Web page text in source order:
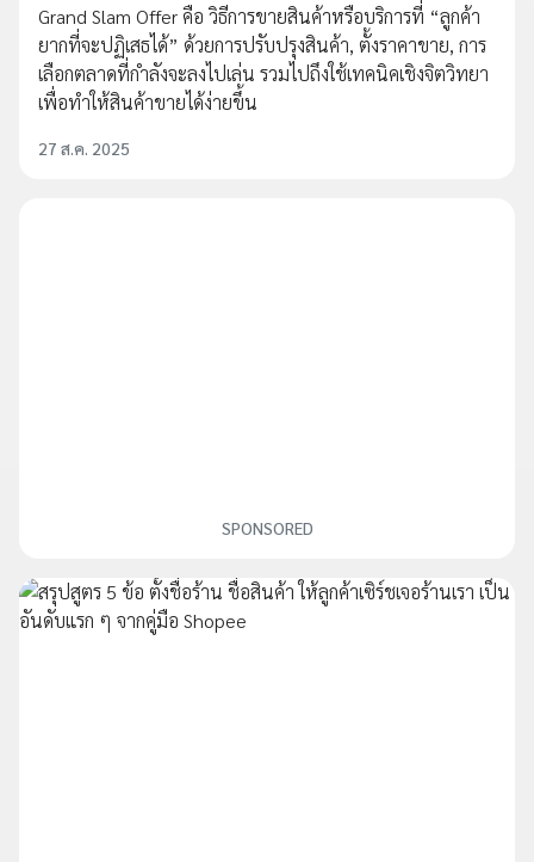
Grand Slam Offer คือ วิธีการขายสินค้าหรือบริการที่ “ลูกค้า
ยากที่จะปฏิเสธได้” ด้วยการปรับปรุงสินค้า, ตั้งราคาขาย, การ
เลือกตลาดที่กำลังจะลงไปเล่น รวมไปถึงใช้เทคนิคเชิงจิตวิทยา
เพื่อทำให้สินค้าขายได้ง่ายขึ้น
27 ส.ค. 2025
SPONSORED